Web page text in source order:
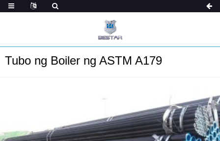
Tubo ng Boiler ng ASTM A179